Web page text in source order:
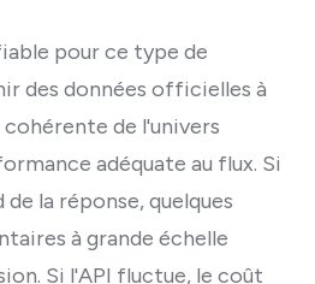
pour ce type de
des données officielles à
de l'univers
adéquate au flux. Si
la réponse, quelques
à grande échelle
Si l'API fluctue, le coût